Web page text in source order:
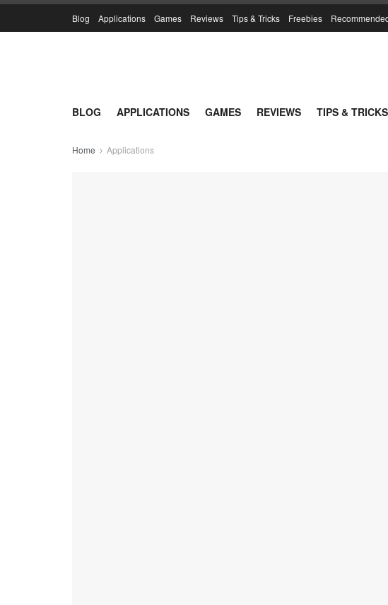
Blog Applications Games Reviews Tips & Tricks Freebies
BLOG APPLICATIONS GAMES REVIEWS TIPS & TRICKS
Home Applications